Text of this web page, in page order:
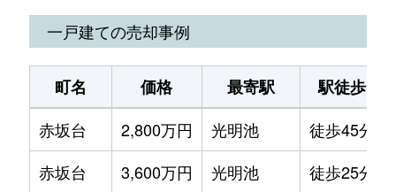
一戸建ての売却事例
町名 価格 最寄駅 駅徒歩
赤坂台
2,800万円 光明池 徒歩45分
赤坂台
3,600万円 光明池 徒歩25分